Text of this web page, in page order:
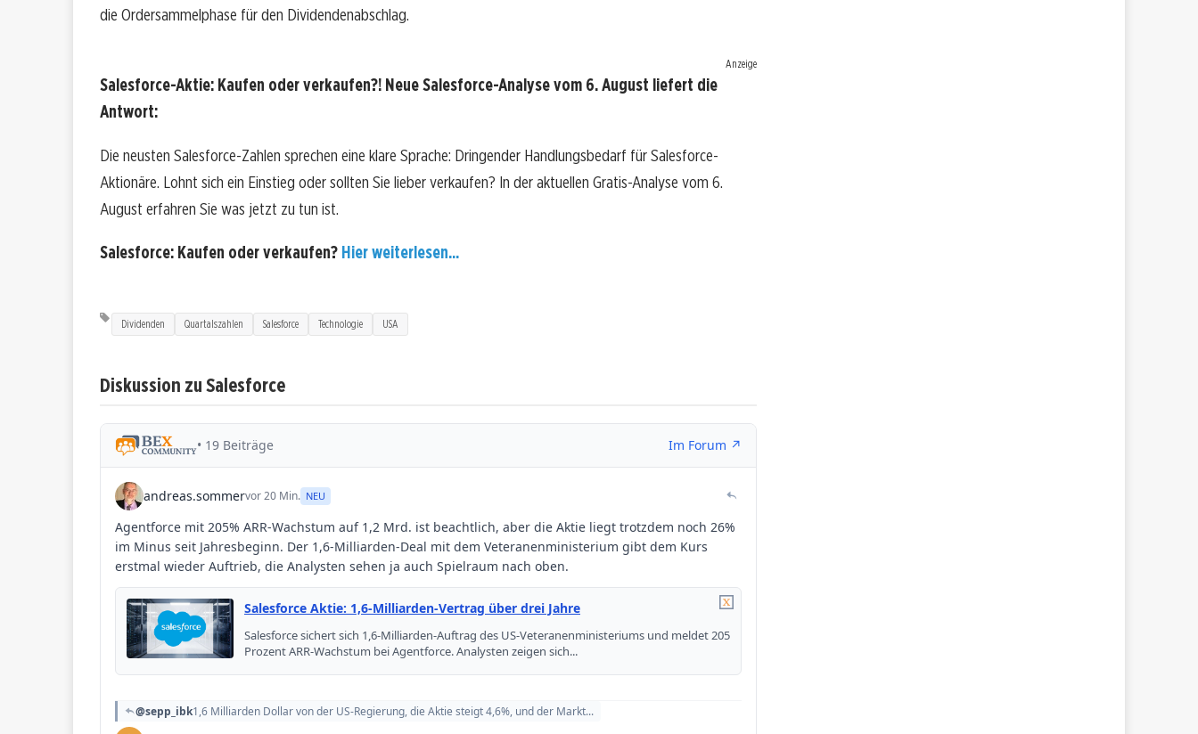
die Ordersammelphase für den Dividendenabschlag.
Anzeige
Salesforce-Aktie: Kaufen oder verkaufen?! Neue Salesforce-Analyse vom 6. August liefert die
Antwort:
Die neusten Salesforce-Zahlen sprechen eine klare Sprache: Dringender Handlungsbedarf für Salesforce-
Aktionäre. Lohnt sich ein Einstieg oder sollten Sie lieber verkaufen? In der aktuellen Gratis-Analyse vom 6.
August erfahren Sie was jetzt zu tun ist.
Salesforce: Kaufen oder verkaufen? Hier weiterlesen...
Dividenden Quartalszahlen Salesforce Technologie USA
Diskussion zu Salesforce